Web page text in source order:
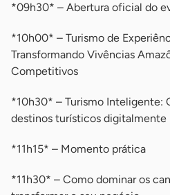
*09h30* – Abertura oficial do
*10h00* – Turismo de
Transformando Vivências
Competitivos
*10h30* – Turismo Inteligente:
destinos turísticos digitalmente
*11h15* – Momento prática
*11h30* – Como dominar os